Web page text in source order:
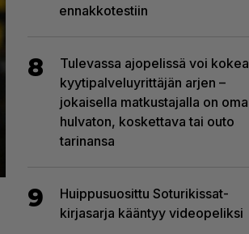
ennakkotestiin
8
Tulevassa ajopelissä voi kokea
kyytipalveluyrittäjän arjen –
jokaisella matkustajalla on oma
hulvaton, koskettava tai outo
tarinansa
9
Huippusuosittu Soturikissat-
kirjasarja kääntyy videopeliksi